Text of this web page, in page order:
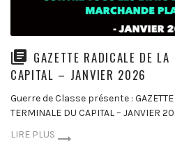
GAZETTE RADICALE DE
CAPITAL – JANVIER 2026
Guerre de Classe présente : GAZETTE
TERMINALE DU CAPITAL – JANVIER
LIRE PLUS